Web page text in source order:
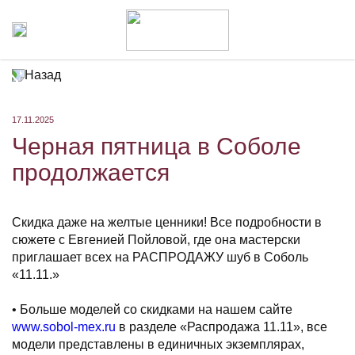
Назад
17.11.2025
Черная пятница в Соболе
продолжается
Скидка даже на желтые ценники! Все подробности в
сюжете с Евгенией Пойловой, где она мастерски
приглашает всех на РАСПРОДАЖУ шуб в Соболь
«11.11.»
• Больше моделей со скидками на нашем сайте
www.sobol-mex.ru в разделе «Распродажа 11.11», все
модели представлены в единичных экземплярах,